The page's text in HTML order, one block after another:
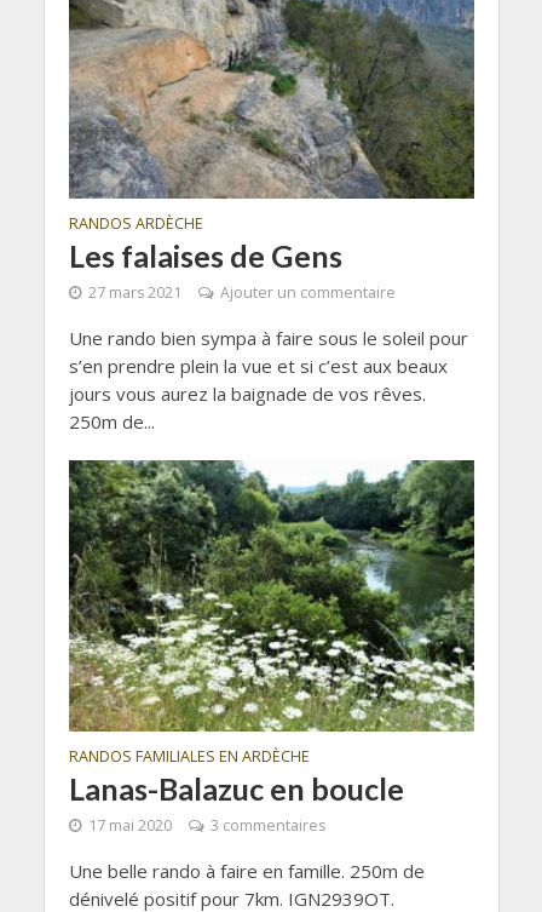
RANDOS ARDÈCHE
Les falaises de Gens
27 mars 2021 Ajouter un commentaire
Une rando bien sympa à faire sous le soleil pour
s’en prendre plein la vue et si c’est aux beaux
jours vous aurez la baignade de vos rêves.
250m de...
RANDOS FAMILIALES EN ARDÈCHE
Lanas-Balazuc en boucle
17 mai 2020 3 commentaires
Une belle rando à faire en famille. 250m de
dénivelé positif pour 7km. IGN2939OT.